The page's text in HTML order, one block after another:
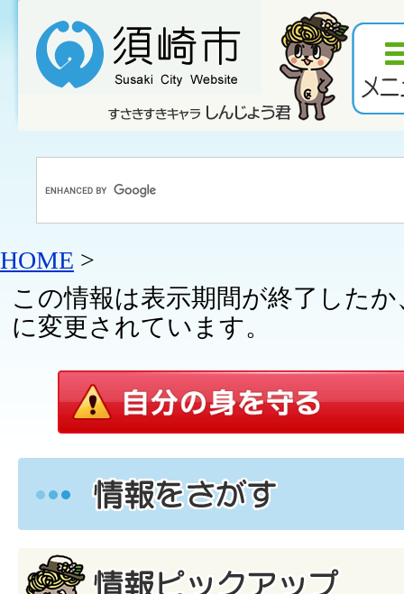
HOME >
この情報は表示期間が終了した
に変更されています。